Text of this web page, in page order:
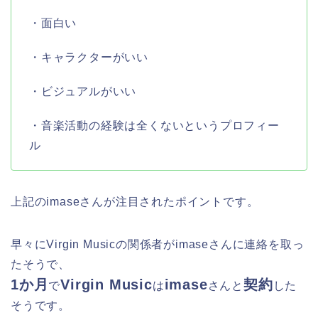
・面白い
・キャラクターがいい
・ビジュアルがいい
・音楽活動の経験は全くないというプロフィー
ル
上記のimaseさんが注目されたポイントです。
早々にVirgin Musicの関係者がimaseさんに連絡を取っ
たそうで、
1か月 でVirgin Musicはimaseさん と契約 した
そうです。